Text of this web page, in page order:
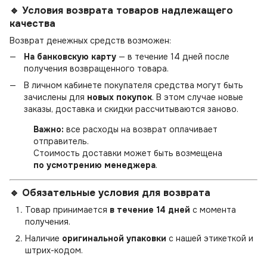
🔹 Условия возврата товаров надлежащего
качества
Возврат денежных средств возможен:
На банковскую карту — в течение 14 дней после
получения возвращенного товара.
В личном кабинете покупателя средства могут быть
зачислены для новых покупок. В этом случае новые
заказы, доставка и скидки рассчитываются заново.
Важно: все расходы на возврат оплачивает
отправитель.
Стоимость доставки может быть возмещена
по усмотрению менеджера.
🔹 Обязательные условия для возврата
Товар принимается в течение 14 дней с момента
получения.
Наличие оригинальной упаковки с нашей этикеткой и
штрих-кодом.